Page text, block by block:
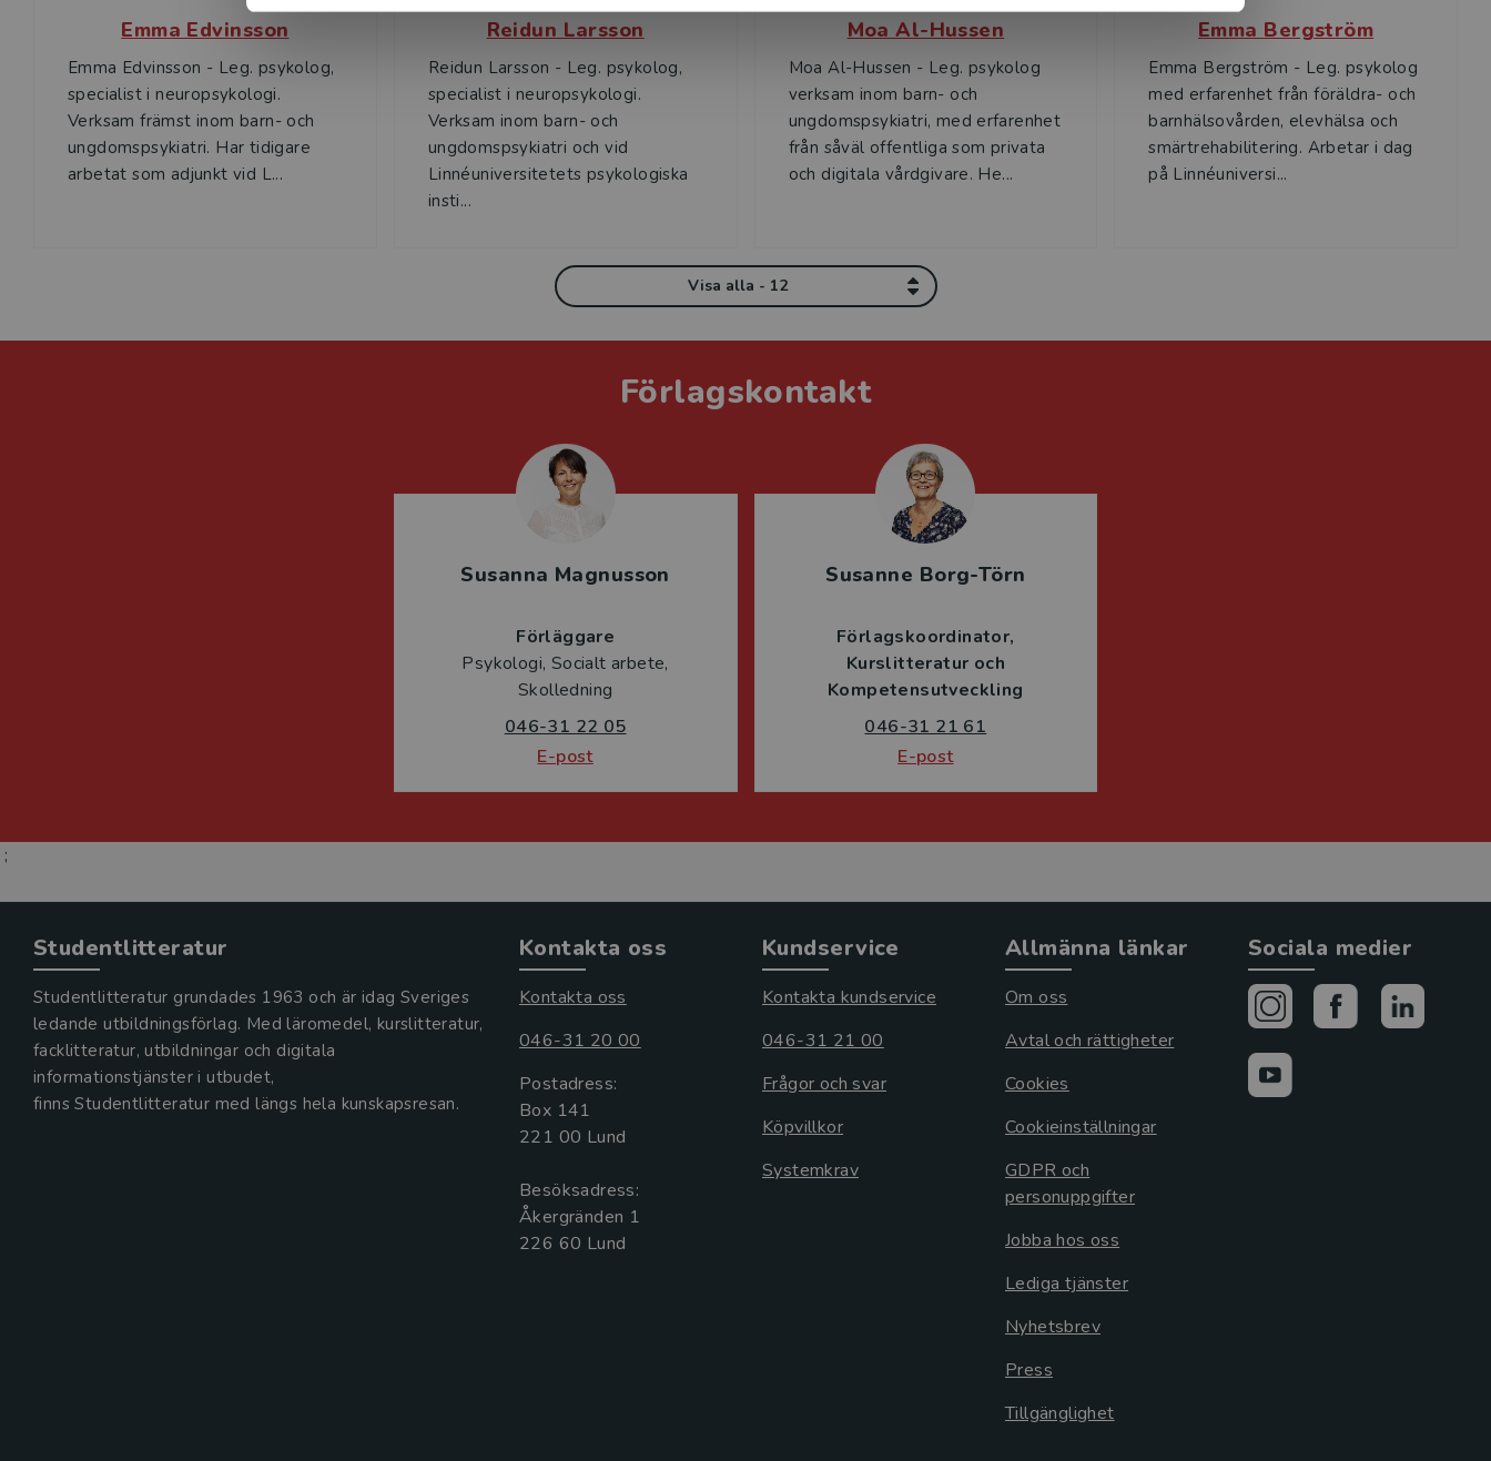
Emma Edvinsson
Emma Edvinsson - Leg. psykolog,
specialist i neuropsykologi.
Verksam främst inom barn- och
ungdomspsykiatri. Har tidigare
arbetat som adjunkt vid L...
Reidun Larsson
Reidun Larsson - Leg. psykolog,
specialist i neuropsykologi.
Verksam inom barn- och
ungdomspsykiatri och vid
Linnéuniversitetets psykologiska
insti...
Moa Al-Hussen
Moa Al-Hussen - Leg. psykolog
verksam inom barn- och
ungdomspsykiatri, med erfarenhet
från såväl offentliga som privata
och digitala vårdgivare. He...
Emma Bergström
Emma Bergström - Leg. psykolog
med erfarenhet från föräldra- och
barnhälsovården, elevhälsa och
smärtrehabilitering. Arbetar i dag
på Linnéuniversi...
Visa alla - 12
Förlagskontakt
Susanna Magnusson
Förläggare
Psykologi, Socialt arbete,
Skolledning
046-31 22 05
E-post
Susanne Borg-Törn
Förlagskoordinator
Kurslitteratur och
Kompetensutveckling
046-31 21 61
E-post
;
Studentlitteratur
Studentlitteratur grundades 1963 och är idag Sveriges
ledande utbildningsförlag. Med läromedel, kurslitteratur,
facklitteratur, utbildningar och digitala
informationstjänster i utbudet,
finns Studentlitteratur med längs hela kunskapsresan.
Kontakta oss
Kontakta oss
046-31 20 00
Postadress:
Box 141
221 00 Lund
Besöksadress:
Åkergränden 1
Kundservice
Kontakta kundservice
046-31 21 00
Frågor och svar
Köpvillkor
Systemkrav
Allmänna länkar
Om oss
Avtal och rättigheter
Cookies
Cookieinställningar
GDPR och
personuppgifter
Jobba hos oss
Lediga tjänster
Nyhetsbrev
Press
Tillgänglighet
Sociala medier